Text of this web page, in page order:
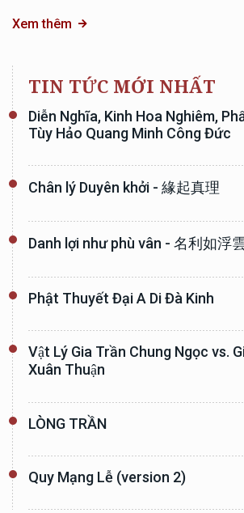
Xem thêm
TIN TỨC MỚI NHẤT
Diễn Nghĩa, Kinh Hoa Nghiêm,
Tùy Hảo Quang Minh Công Đức
Chân lý Duyên khởi - 緣起真理
Danh lợi như phù vân - 名利如浮
Phật Thuyết Đại A Di Đà Kinh
Vật Lý Gia Trần Chung Ngọc vs.
Xuân Thuận
LÒNG TRẦN
Quy Mạng Lễ (version 2)